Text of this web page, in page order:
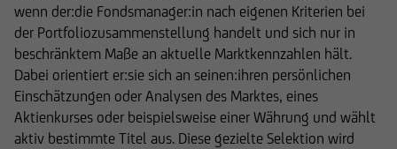
wenn der:die Fondsmanager:in nach eigenen Kriterien bei
der Portfoliozusammenstellung handelt und sich nur in
beschränktem Maße an aktuelle Marktkennzahlen hält.
Dabei orientiert er:sie sich an seinen:ihren persönlichen
Einschätzungen oder Analysen des Marktes, eines
Aktienkurses oder beispielsweise einer Währung und wählt
aktiv bestimmte Titel aus. Diese gezielte Selektion wird